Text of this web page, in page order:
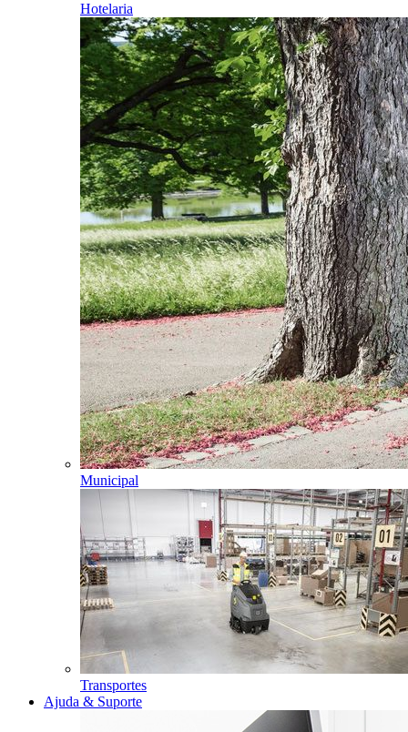
Hotelaria
Municipal
Transportes
Ajuda & Suporte